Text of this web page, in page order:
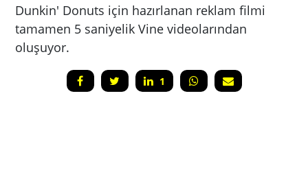
Dunkin' Donuts için hazırlanan reklam filmi
tamamen 5 saniyelik Vine videolarından
oluşuyor.
1